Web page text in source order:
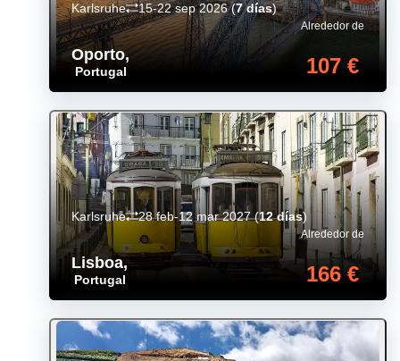
Oporto,
Portugal
Alrededor de
107 €
Karlsruhe 15-22 sep 2026(7 días)
Lisboa,
Portugal
Alrededor de
166 €
Karlsruhe 28 feb-12 mar 2027(12 días)